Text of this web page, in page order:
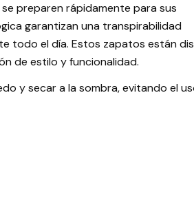
preparen rápidamente para sus
garantizan una transpirabilidad
todo el día. Estos zapatos están
de estilo y funcionalidad.
y secar a la sombra, evitando el